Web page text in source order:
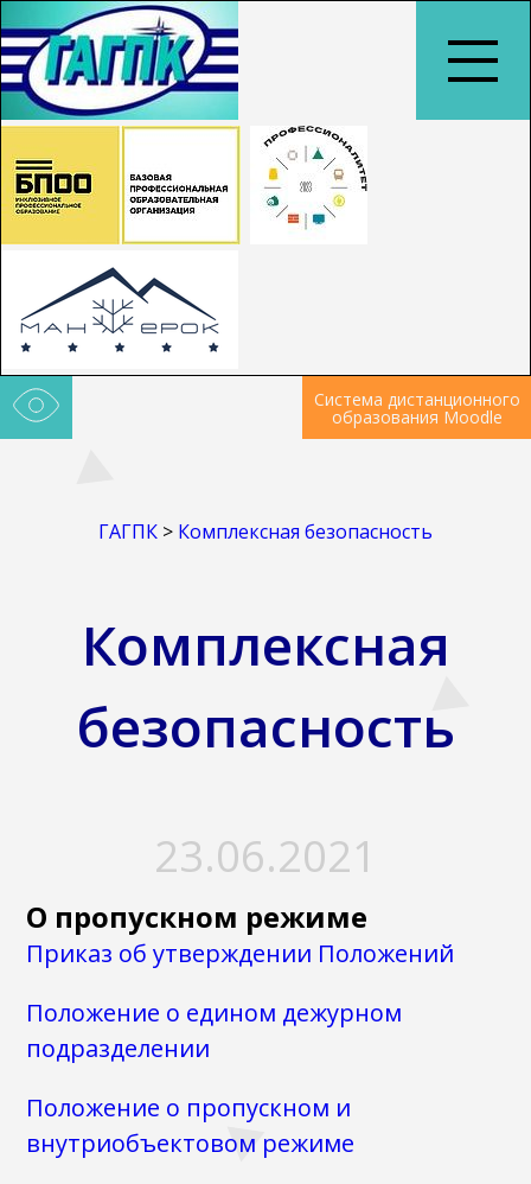
Система дистанционного
образования Moodle
ГАГПК > Комплексная безопасность
Комплексная
безопасность
23.06.2021
О пропускном режиме
Приказ об утверждении Положений
Положение о едином дежурном
подразделении
Положение о пропускном и
внутриобъектовом режиме